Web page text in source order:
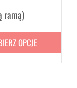
ramą)
OPCJE